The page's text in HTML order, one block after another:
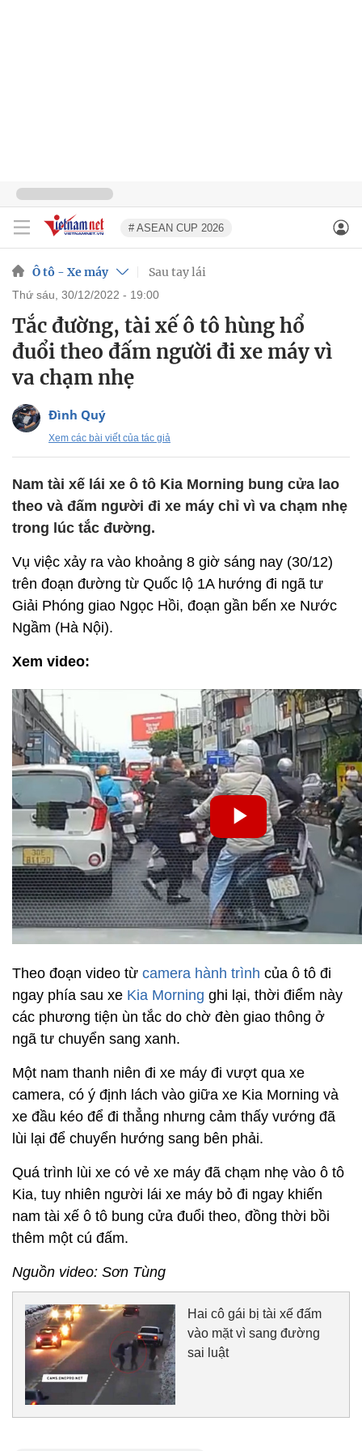
# ASEAN CUP 2026
Ô tô - Xe máy Sau tay lái
thứ sáu, 30/12/2022 - 19:00
Tắc đường, tài xế ô tô hùng hổ
đuổi theo đấm người đi xe máy vì
va chạm nhẹ
Đình Quý
Xem các bài viết của tác giả
Nam tài xế lái xe ô tô Kia Morning bung cửa lao
theo và đấm người đi xe máy chỉ vì va chạm nhẹ
trong lúc tắc đường.
Vụ việc xảy ra vào khoảng 8 giờ sáng nay (30/12)
trên đoạn đường từ Quốc lộ 1A hướng đi ngã tư
Giải Phóng giao Ngọc Hồi, đoạn gần bến xe Nước
Ngầm (Hà Nội).
Xem video:
Theo đoạn video từ camera hành trình của ô tô đi
ngay phía sau xe Kia Morning ghi lại, thời điểm này
các phương tiện ùn tắc do chờ đèn giao thông ở
ngã tư chuyển sang xanh.
Một nam thanh niên đi xe máy đi vượt qua xe
camera, có ý định lách vào giữa xe Kia Morning và
xe đầu kéo để đi thẳng nhưng cảm thấy vướng đã
lùi lại để chuyển hướng sang bên phải.
Quá trình lùi xe có vẻ xe máy đã chạm nhẹ vào ô tô
Kia, tuy nhiên người lái xe máy bỏ đi ngay khiến
nam tài xế ô tô bung cửa đuổi theo, đồng thời bồi
thêm một cú đấm.
Nguồn video: Sơn Tùng
Hai cô gái bị tài xế đấm
vào mặt vì sang đường
sai luật